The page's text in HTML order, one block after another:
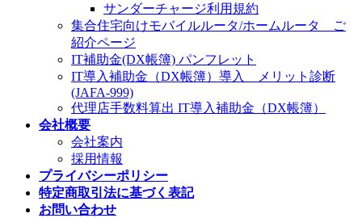
サンダーチャージ利用規約
集合住宅向けモバイルルータ/ホームルータ ご
紹介ページ
IT補助金(DX帳簿) パンフレット
IT導入補助金（DX帳簿）導入 メリット診断
(JAFA-999)
代理店手数料算出 IT導入補助金（DX帳簿）
会社概要
会社案内
採用情報
プライバシーポリシー
特定商取引法に基づく表記
お問い合わせ